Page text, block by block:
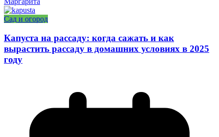
Сад и огород
Капуста на рассаду: когда сажать и как
вырастить рассаду в домашних условиях в 2025
году